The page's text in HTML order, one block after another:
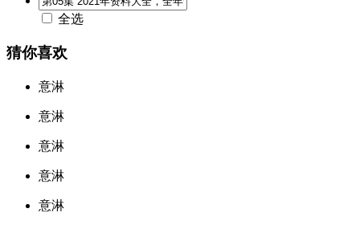
全选
猜你喜欢
意淋
意淋
意淋
意淋
意淋